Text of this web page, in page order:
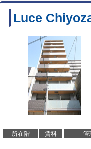
Luce
所在階 賃料 管